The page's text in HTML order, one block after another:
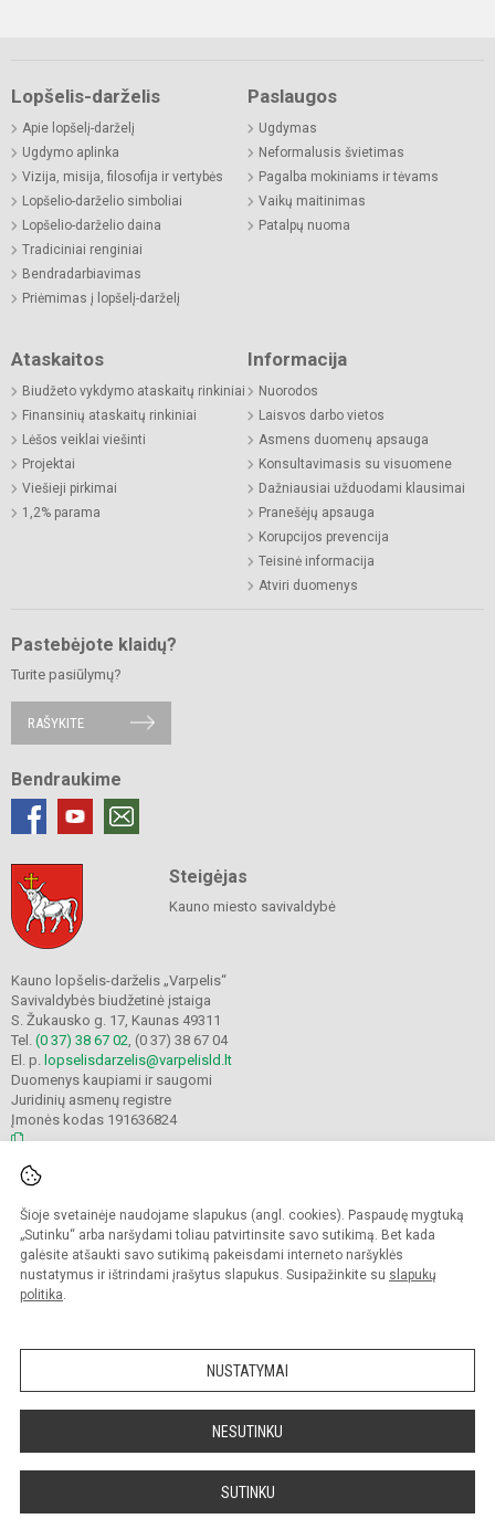
Šioje svetainėje naudojame slapukus (angl. cookies). Paspaudę mygtuką
„Sutinku“ arba naršydami toliau patvirtinsite savo sutikimą. Bet kada
galėsite atšaukti savo sutikimą pakeisdami interneto naršyklės
nustatymus ir ištrindami įrašytus slapukus. Susipažinkite su slapukų
politika.
NUSTATYMAI
NESUTINKU
SUTINKU
Lopšelis-darželis
Apie lopšelį-darželį
Ugdymo aplinka
Vizija, misija, filosofija ir vertybės
Lopšelio-darželio simboliai
Lopšelio-darželio daina
Tradiciniai renginiai
Bendradarbiavimas
Priėmimas į lopšelį-darželį
Paslaugos
Ugdymas
Neformalusis švietimas
Pagalba mokiniams ir tėvams
Vaikų maitinimas
Patalpų nuoma
Ataskaitos
Biudžeto vykdymo ataskaitų rinkiniai
Finansinių ataskaitų rinkiniai
Lėšos veiklai viešinti
Projektai
Viešieji pirkimai
1,2% parama
Informacija
Nuorodos
Laisvos darbo vietos
Asmens duomenų apsauga
Konsultavimasis su visuomene
Dažniausiai užduodami klausimai
Pranešėjų apsauga
Korupcijos prevencija
Teisinė informacija
Atviri duomenys
Pastebėjote klaidų?
Turite pasiūlymų?
RAŠYKITE
Bendraukime
Steigėjas
Kauno miesto savivaldybė
Kauno lopšelis-darželis „Varpelis“
Savivaldybės biudžetinė įstaiga
S. Žukausko g. 17, Kaunas 49311
Tel. (0 37) 38 67 02 , (0 37) 38 67 04
El. p. lopselisdarzelis@varpelisld.lt
Duomenys kaupiami ir saugomi
Juridinių asmenų registre
Įmonės kodas 191636824
Kopijuoti turinį be raštiško įstaigos administracijos sutikimo griežtai draudžiama.
Prieinamumo paraiška Slapukų politika
Sumanus būdas atnaujinti